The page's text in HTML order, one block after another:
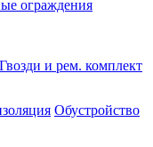
ограждения
Гвозди и рем. комплект
Обустройство